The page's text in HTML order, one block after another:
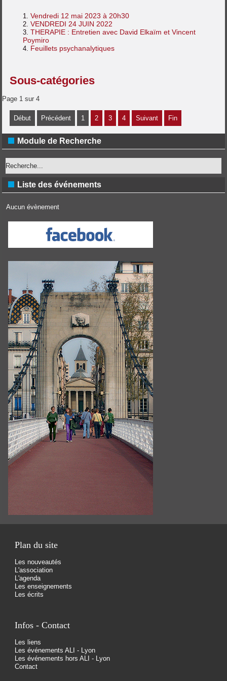
Vendredi 12 mai 2023 à 20h30
VENDREDI 24 JUIN 2022
THERAPIE : Entretien avec David Elkaïm et Vincent
Poymiro
Feuillets psychanalytiques
Sous-catégories
Page 1 sur 4
Début Précédent 1 2 3 4 Suivant Fin
Module de Recherche
Liste des événements
Aucun évènement
Plan du site
Les nouveautés
L'association
L'agenda
Les enseignements
Les écrits
Infos - Contact
Les liens
Les événements ALI - Lyon
Les événements hors ALI - Lyon
Contact